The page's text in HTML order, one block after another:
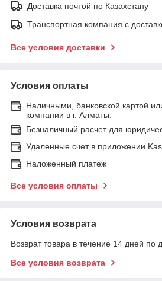
Доставка почтой по Казахстану
Транспортная компания с
Все условия доставки
Условия оплаты
Наличными, банковской картой
компании в г. Алматы.
Безналичный расчет для
Удаленные счет в приложении
Наложенный платеж
Все условия оплаты
Условия возврата
Возврат товара в течение 14 дней по
Все условия возврата